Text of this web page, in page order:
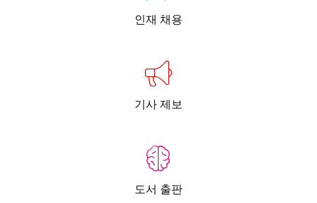
인재 채용
기사 제보
도서 출판